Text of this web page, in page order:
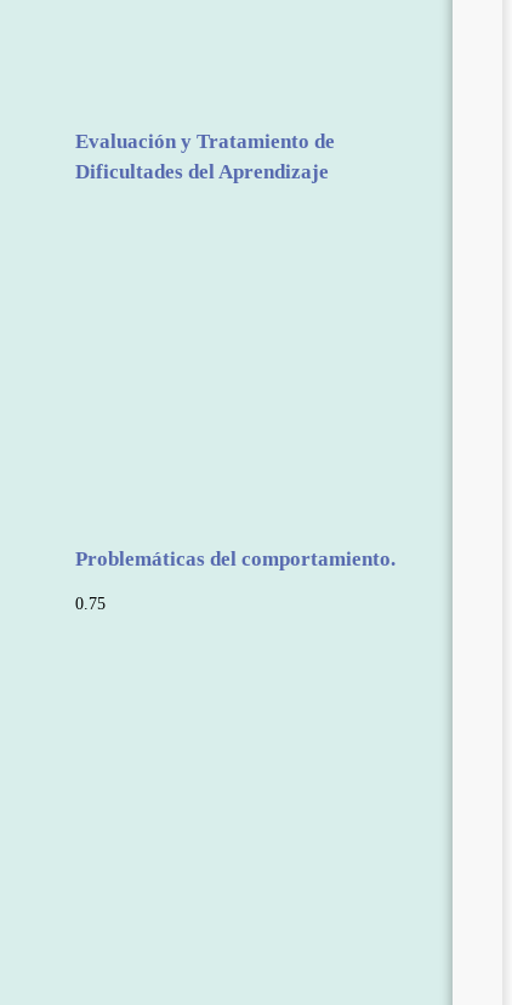
Evaluación y Tratamiento de
Dificultades del Aprendizaje
Problemáticas del comportamiento.